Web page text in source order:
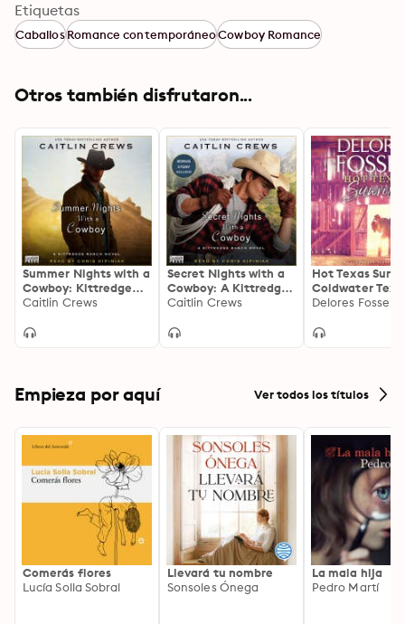
schoolmarm really tame the wildest cowboy in town?
Or is Harriet headed for a terrible fall?
Etiquetas
CaballosRomance contemporáneoCowboy Romance
Otros también disfrutaron...
Summer Nights with a
Cowboy: Kittredge
Ranch, Book Three
Caitlin Crews
Secret Nights with a
Cowboy: A Kittredge
Ranch Novel
Caitlin Crews
Hot Texas
Coldwater
Novel
Delores Fossen
Empieza por aquí Ver todos los títulos
Comerás flores
Lucía Solla Sobral
Llevará tu nombre
Sonsoles Ónega
La mala hija
Pedro Martí